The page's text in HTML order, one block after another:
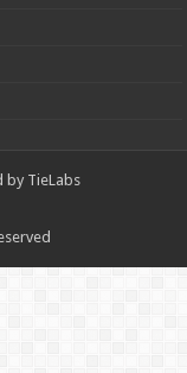
by TieLabs